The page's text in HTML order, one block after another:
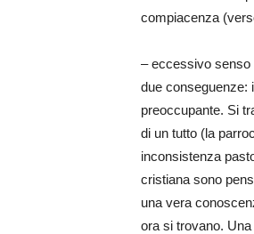
compiacenza
– eccessivo senso
due conseguenze:
preoccupante. Si
di un tutto (la
inconsistenza
cristiana sono
una vera
ora si trovano.